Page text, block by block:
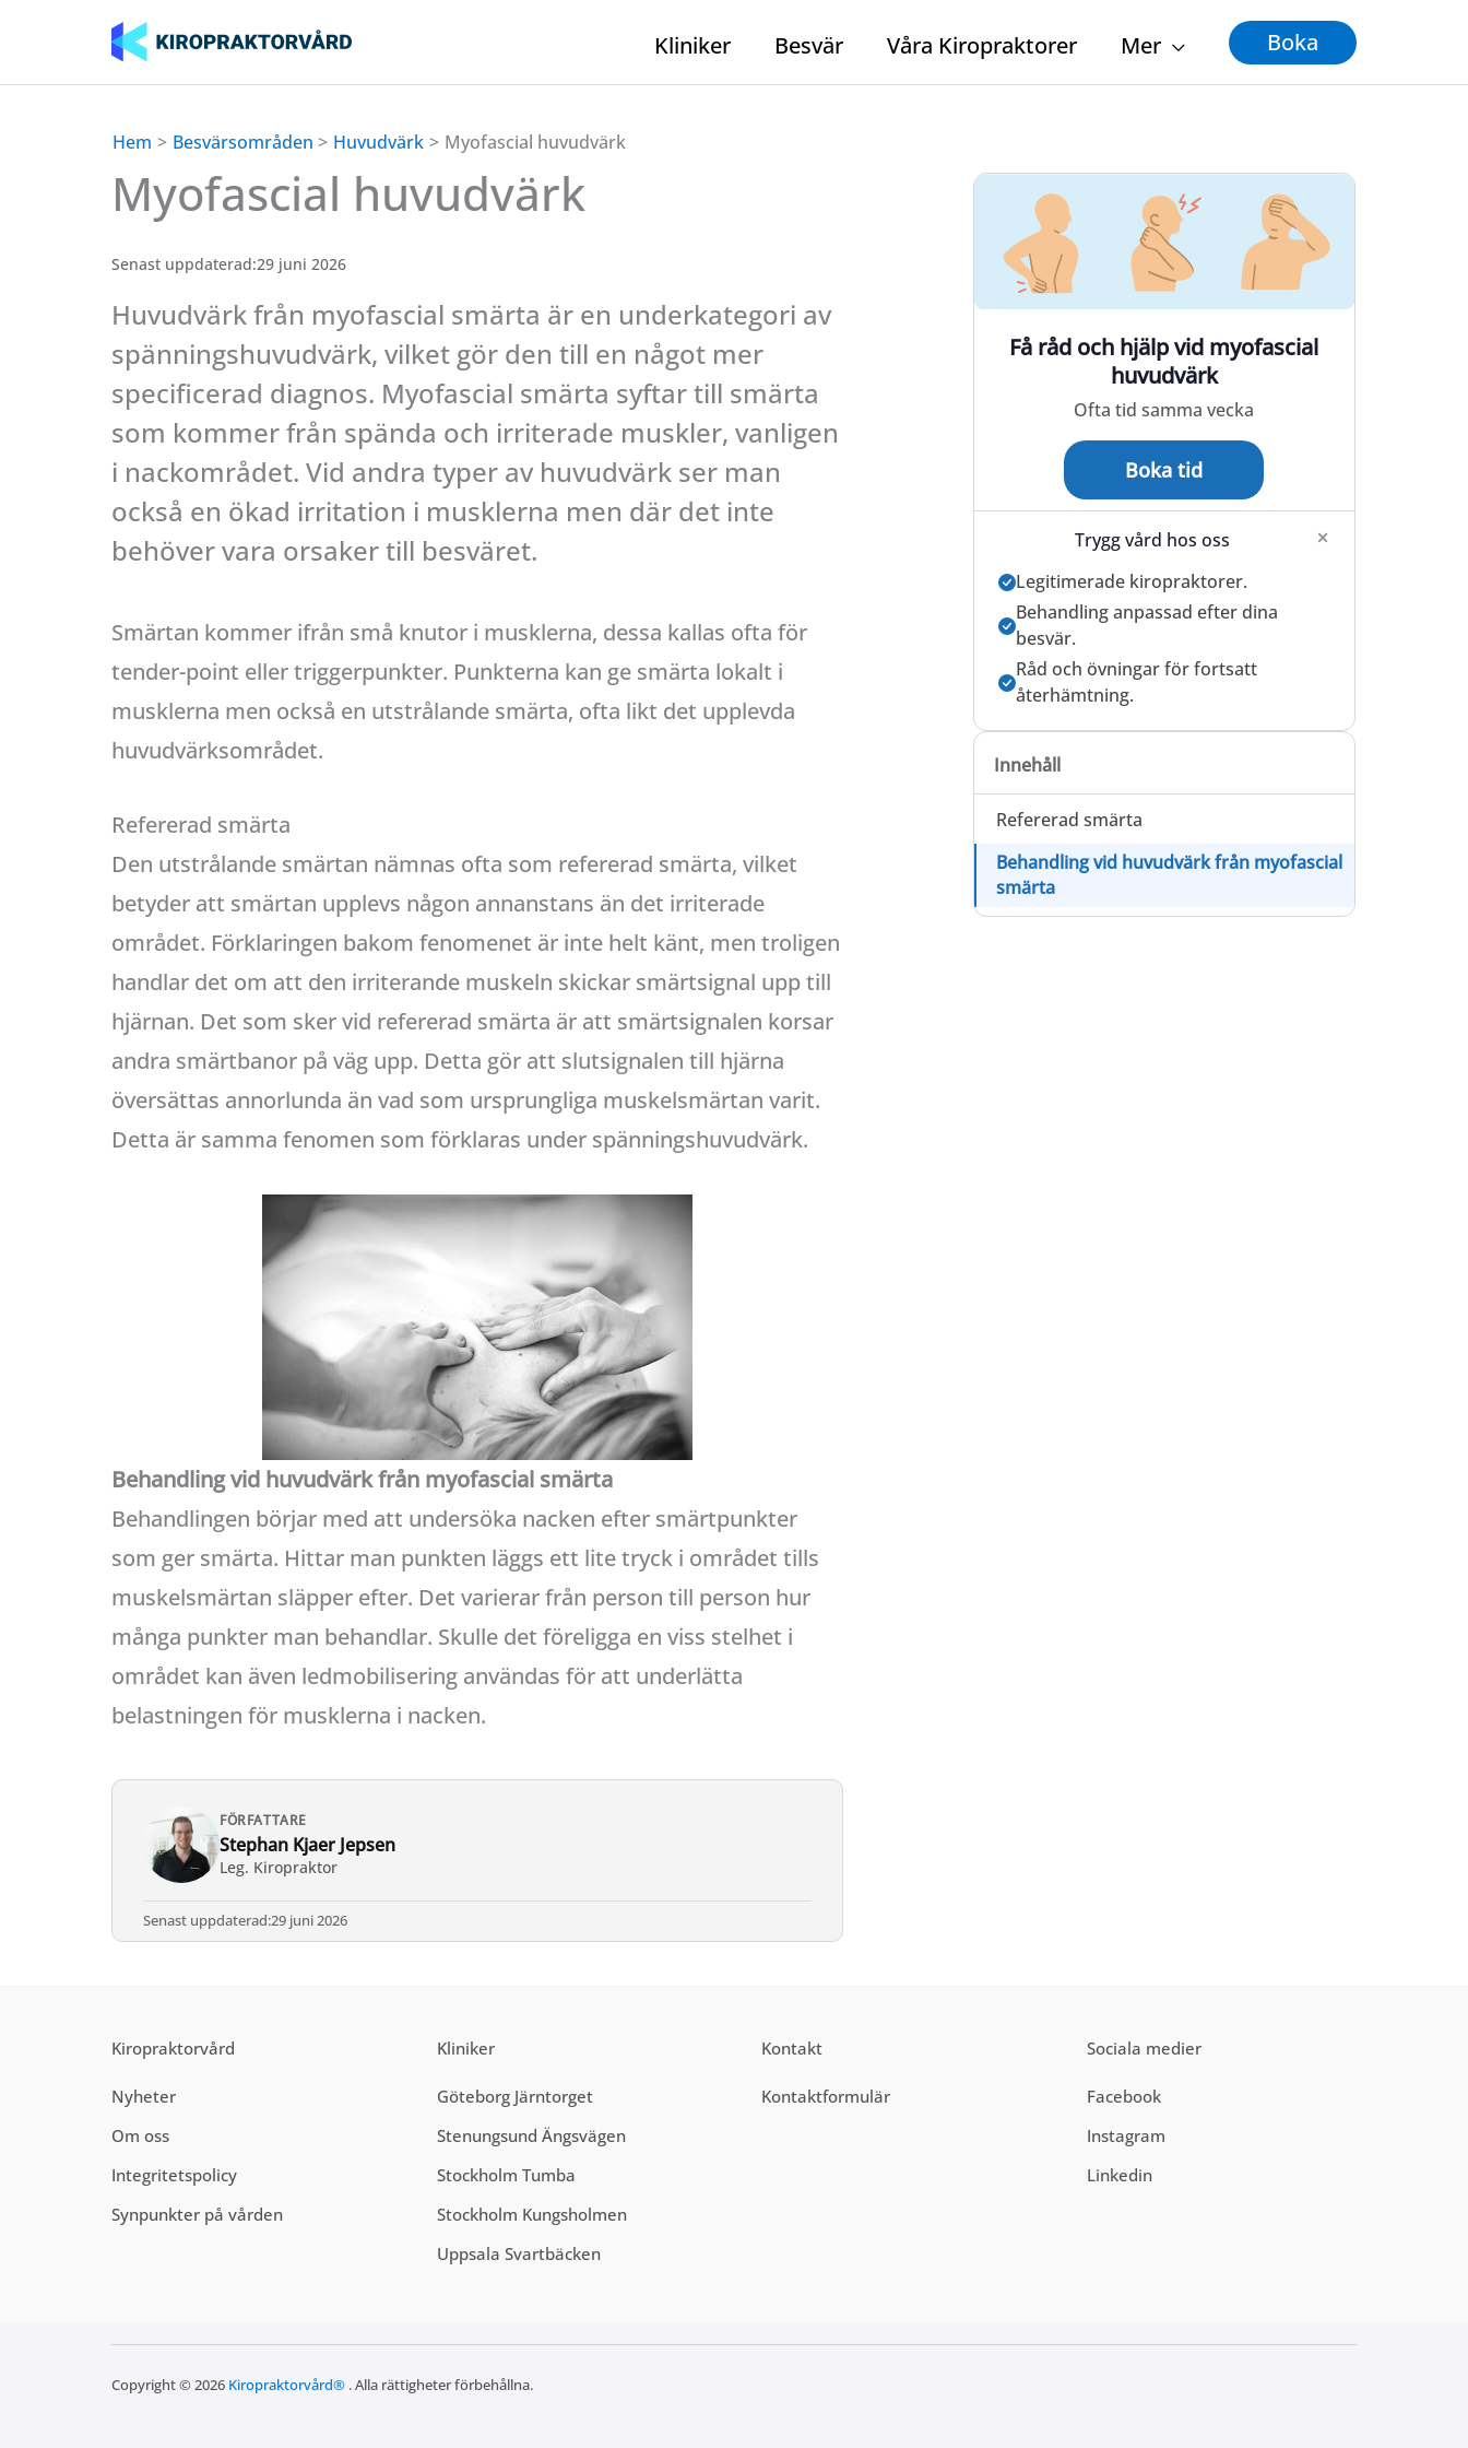
Kliniker Besvär Våra Kiropraktorer Mer Boka
Hem Besvärsområden Huvudvärk Myofascial huvudvärk
Myofascial huvudvärk
Senast uppdaterad:29 juni 2026
Huvudvärk från myofascial smärta är en underkategori av
spänningshuvudvärk, vilket gör den till en något mer
specificerad diagnos. Myofascial smärta syftar till smärta
som kommer från spända och irriterade muskler, vanligen
i nackområdet. Vid andra typer av huvudvärk ser man
också en ökad irritation i musklerna men där det inte
behöver vara orsaker till besväret.
Smärtan kommer ifrån små knutor i musklerna, dessa kallas ofta för
tender-point eller triggerpunkter. Punkterna kan ge smärta lokalt i
musklerna men också en utstrålande smärta, ofta likt det upplevda
huvudvärksområdet.
Refererad smärta
Den utstrålande smärtan nämnas ofta som refererad smärta, vilket
betyder att smärtan upplevs någon annanstans än det irriterade
området. Förklaringen bakom fenomenet är inte helt känt, men troligen
handlar det om att den irriterande muskeln skickar smärtsignal upp till
hjärnan. Det som sker vid refererad smärta är att smärtsignalen korsar
andra smärtbanor på väg upp. Detta gör att slutsignalen till hjärna
översättas annorlunda än vad som ursprungliga muskelsmärtan varit.
Detta är samma fenomen som förklaras under spänningshuvudvärk.
Behandling vid huvudvärk från myofascial smärta
Behandlingen börjar med att undersöka nacken efter smärtpunkter
som ger smärta. Hittar man punkten läggs ett lite tryck i området tills
muskelsmärtan släpper efter. Det varierar från person till person hur
många punkter man behandlar. Skulle det föreligga en viss stelhet i
området kan även ledmobilisering användas för att underlätta
belastningen för musklerna i nacken.
FÖRFATTARE
Stephan Kjaer Jepsen
Leg. Kiropraktor
Senast uppdaterad:29 juni 2026
Få råd och hjälp vid myofascial
huvudvärk
Ofta tid samma vecka
Boka tid
Trygg vård hos oss
Legitimerade kiropraktorer.
Behandling anpassad efter dina
besvär.
Råd och övningar för fortsatt
återhämtning.
Innehåll
Refererad smärta
Behandling vid huvudvärk från myofascial
smärta
Kiropraktorvård
Nyheter
Om oss
Integritetspolicy
Synpunkter på vården
Kliniker
Göteborg Järntorget
Stenungsund Ängsvägen
Stockholm Tumba
Stockholm Kungsholmen
Uppsala Svartbäcken
Kontakt
Kontaktformulär
Sociala medier
Facebook
Instagram
Linkedin
Copyright © 2026 Kiropraktorvård® . Alla rättigheter förbehållna.